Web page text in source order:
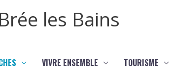
les Bains
VIVRE ENSEMBLE TOURISME